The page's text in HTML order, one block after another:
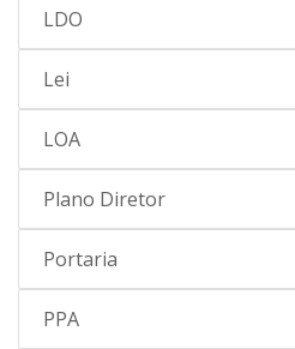
LDO
Lei
LOA
Plano Diretor
Portaria
PPA